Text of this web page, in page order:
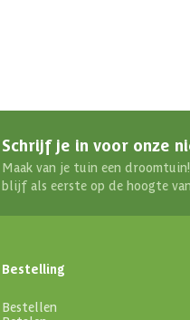
Schrijf je in voor onze
Maak van je tuin een
blijf als eerste op de hoogte
Bestelling
Bestellen